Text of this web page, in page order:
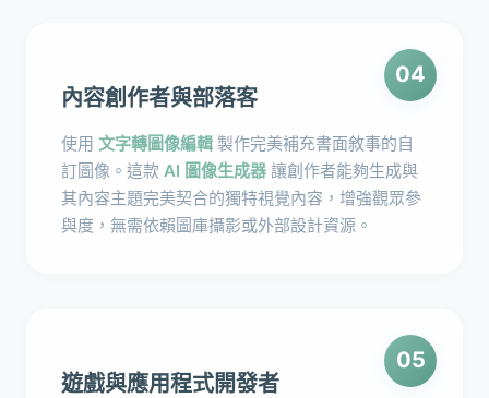
04
內容創作者與部落客
使用 文字轉圖像編輯 製作完美補充書面敘事的自
訂圖像。這款 AI 圖像生成器 讓創作者能夠生成與
其內容主題完美契合的獨特視覺內容，增強觀眾參
與度，無需依賴圖庫攝影或外部設計資源。
05
遊戲與應用程式開發者